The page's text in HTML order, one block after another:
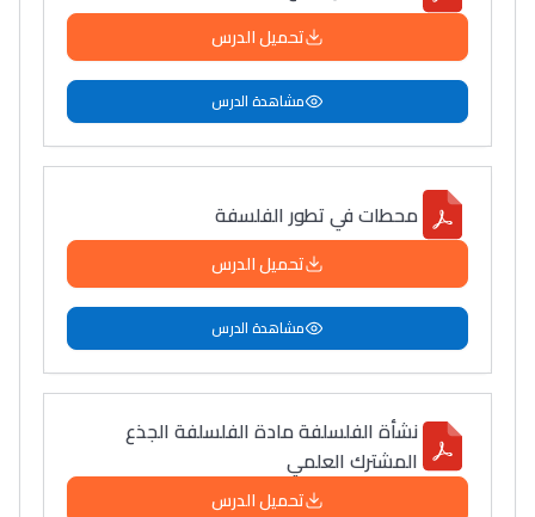
تحميل الدرس
مشاهدة الدرس
محطات في تطور الفلسفة
تحميل الدرس
مشاهدة الدرس
نشأة الفلسلفة مادة الفلسلفة الجذع
المشترك العلمي
تحميل الدرس